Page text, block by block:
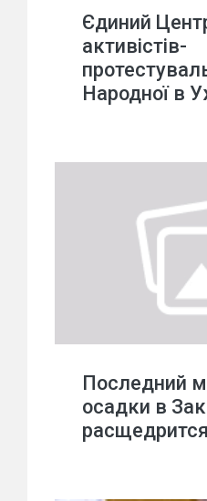
Єдиний
активістів-
Народної в
Последний
осадки в